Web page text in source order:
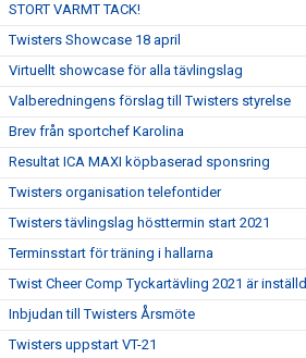
STORT VARMT TACK!
Twisters Showcase 18 april
Virtuellt showcase för alla tävlingslag
Valberedningens förslag till Twisters styrelse
Brev från sportchef Karolina
Resultat ICA MAXI köpbaserad sponsring
Twisters organisation telefontider
Twisters tävlingslag hösttermin start 2021
Terminsstart för träning i hallarna
Twist Cheer Comp Tyckartävling 2021 är inställd
Inbjudan till Twisters Årsmöte
Twisters uppstart VT-21